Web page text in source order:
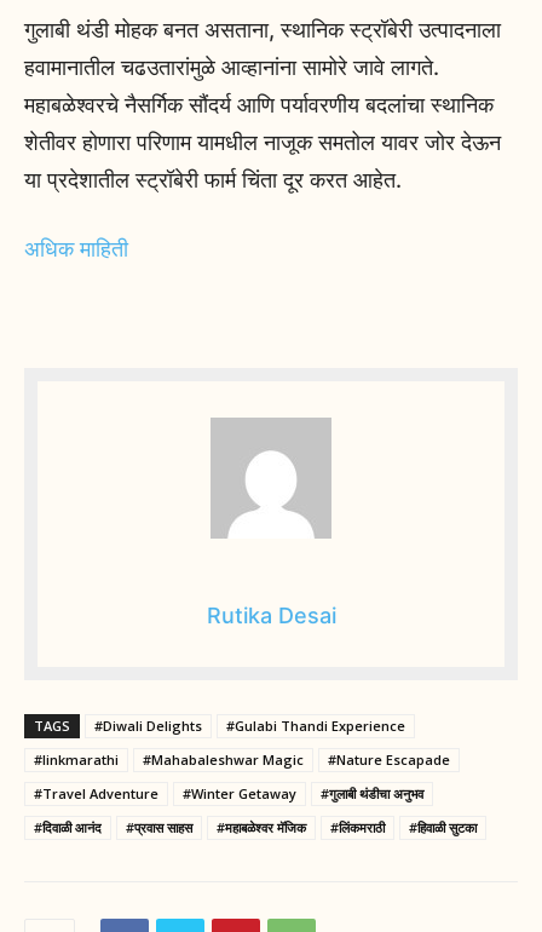
गुलाबी थंडी मोहक बनत असताना, स्थानिक स्ट्रॉबेरी उत्पादनाला
हवामानातील चढउतारांमुळे आव्हानांना सामोरे जावे लागते.
महाबळेश्वरचे नैसर्गिक सौंदर्य आणि पर्यावरणीय बदलांचा स्थानिक
शेतीवर होणारा परिणाम यामधील नाजूक समतोल यावर जोर देऊन
या प्रदेशातील स्ट्रॉबेरी फार्म चिंता दूर करत आहेत.
अधिक माहिती
Rutika Desai
TAGS #Diwali Delights
#Gulabi Thandi Experience
#linkmarathi
#Mahabaleshwar Magic
#Nature Escapade
#Travel Adventure
#Winter Getaway
#गुलाबी थंडीचा अनुभव
#दिवाळी आनंद
#प्रवास साहस #महाबळेश्वर मॅजिक #लिंकमराठी #हिवाळी सुटका